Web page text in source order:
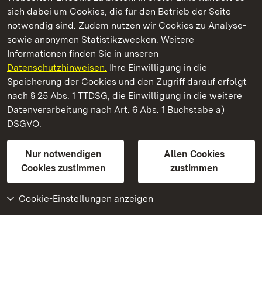
sich dabei um Cookies, die für den Betrieb der Seite
notwendig sind. Zudem nutzen wir Cookies zu Analyse-
sowie anonymen Statistikzwecken. Weitere
Informationen finden Sie in unseren
Datenschutzhinweisen. Ihre Einwilligung in die
Speicherung der Cookies und den Zugriff darauf erfolgt
nach § 25 Abs. 1 TTDSG, die Einwilligung in die weitere
Datenverarbeitung nach Art. 6 Abs. 1 Buchstabe a)
DSGVO.
Nur notwendigen
Cookies zustimmen
Allen Cookies
zustimmen
Cookie-Einstellungen anzeigen
Schloss und Schlossgarten Weikersheim
Staatliche Schlösser und Gärten Baden-Württemberg
Kontakt
GebärdenspracheLeichte Sprache
Erklärung zur Barrierefreiheit
BITV-konform (geprüfte Seiten)
Weiteres